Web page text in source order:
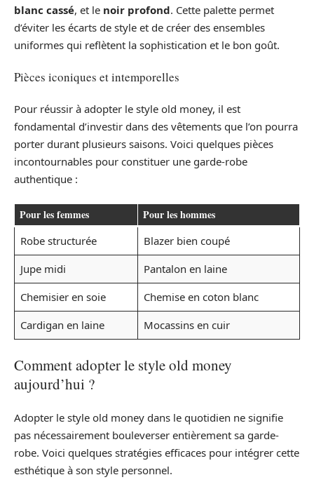
blanc cassé, et le noir profond. Cette palette permet
d’éviter les écarts de style et de créer des ensembles
uniformes qui reflètent la sophistication et le bon goût.
Pièces iconiques et intemporelles
Pour réussir à adopter le style old money, il est
fondamental d’investir dans des vêtements que l’on pourra
porter durant plusieurs saisons. Voici quelques pièces
incontournables pour constituer une garde-robe
authentique :
Pour les femmes Pour les hommes
Robe structurée
Blazer bien coupé
Jupe midi
Pantalon en laine
Chemisier en soie
Chemise en coton blanc
Cardigan en laine
Mocassins en cuir
Comment adopter le style old money
aujourd’hui ?
Adopter le style old money dans le quotidien ne signifie
pas nécessairement bouleverser entièrement sa garde-
robe. Voici quelques stratégies efficaces pour intégrer cette
esthétique à son style personnel.